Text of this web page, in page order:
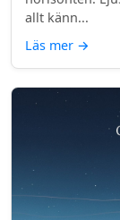
allt känn...
Läs mer →